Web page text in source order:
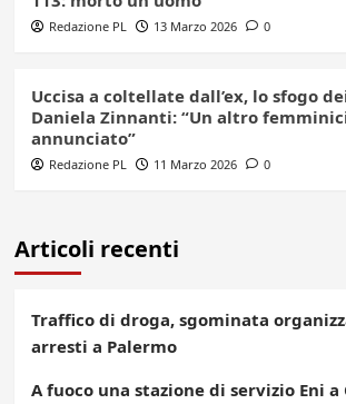
Redazione PL 13 Marzo 2026 0
Uccisa a coltellate dall’ex, lo sfogo
Daniela Zinnanti: “Un altro
annunciato”
Redazione PL 11 Marzo 2026 0
Articoli recenti
Traffico di droga, sgominata
arresti a Palermo
A fuoco una stazione di servizio Eni a